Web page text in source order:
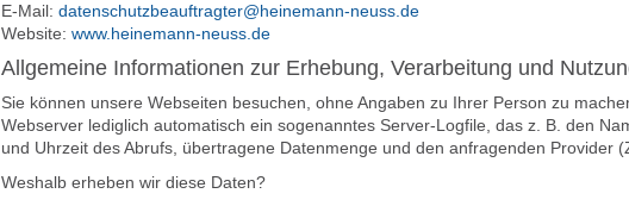
E-Mail: datenschutzbeauftragter@heinemann-neuss.de
Website: www.heinemann-neuss.de
Allgemeine Informationen zur Erhebung, Verarbeitung und
Sie können unsere Webseiten besuchen, ohne Angaben zu Ihrer Person zu
Webserver lediglich automatisch ein sogenanntes Server-Logfile, das z. B. den
und Uhrzeit des Abrufs, übertragene Datenmenge und den anfragenden Provider
Weshalb erheben wir diese Daten?